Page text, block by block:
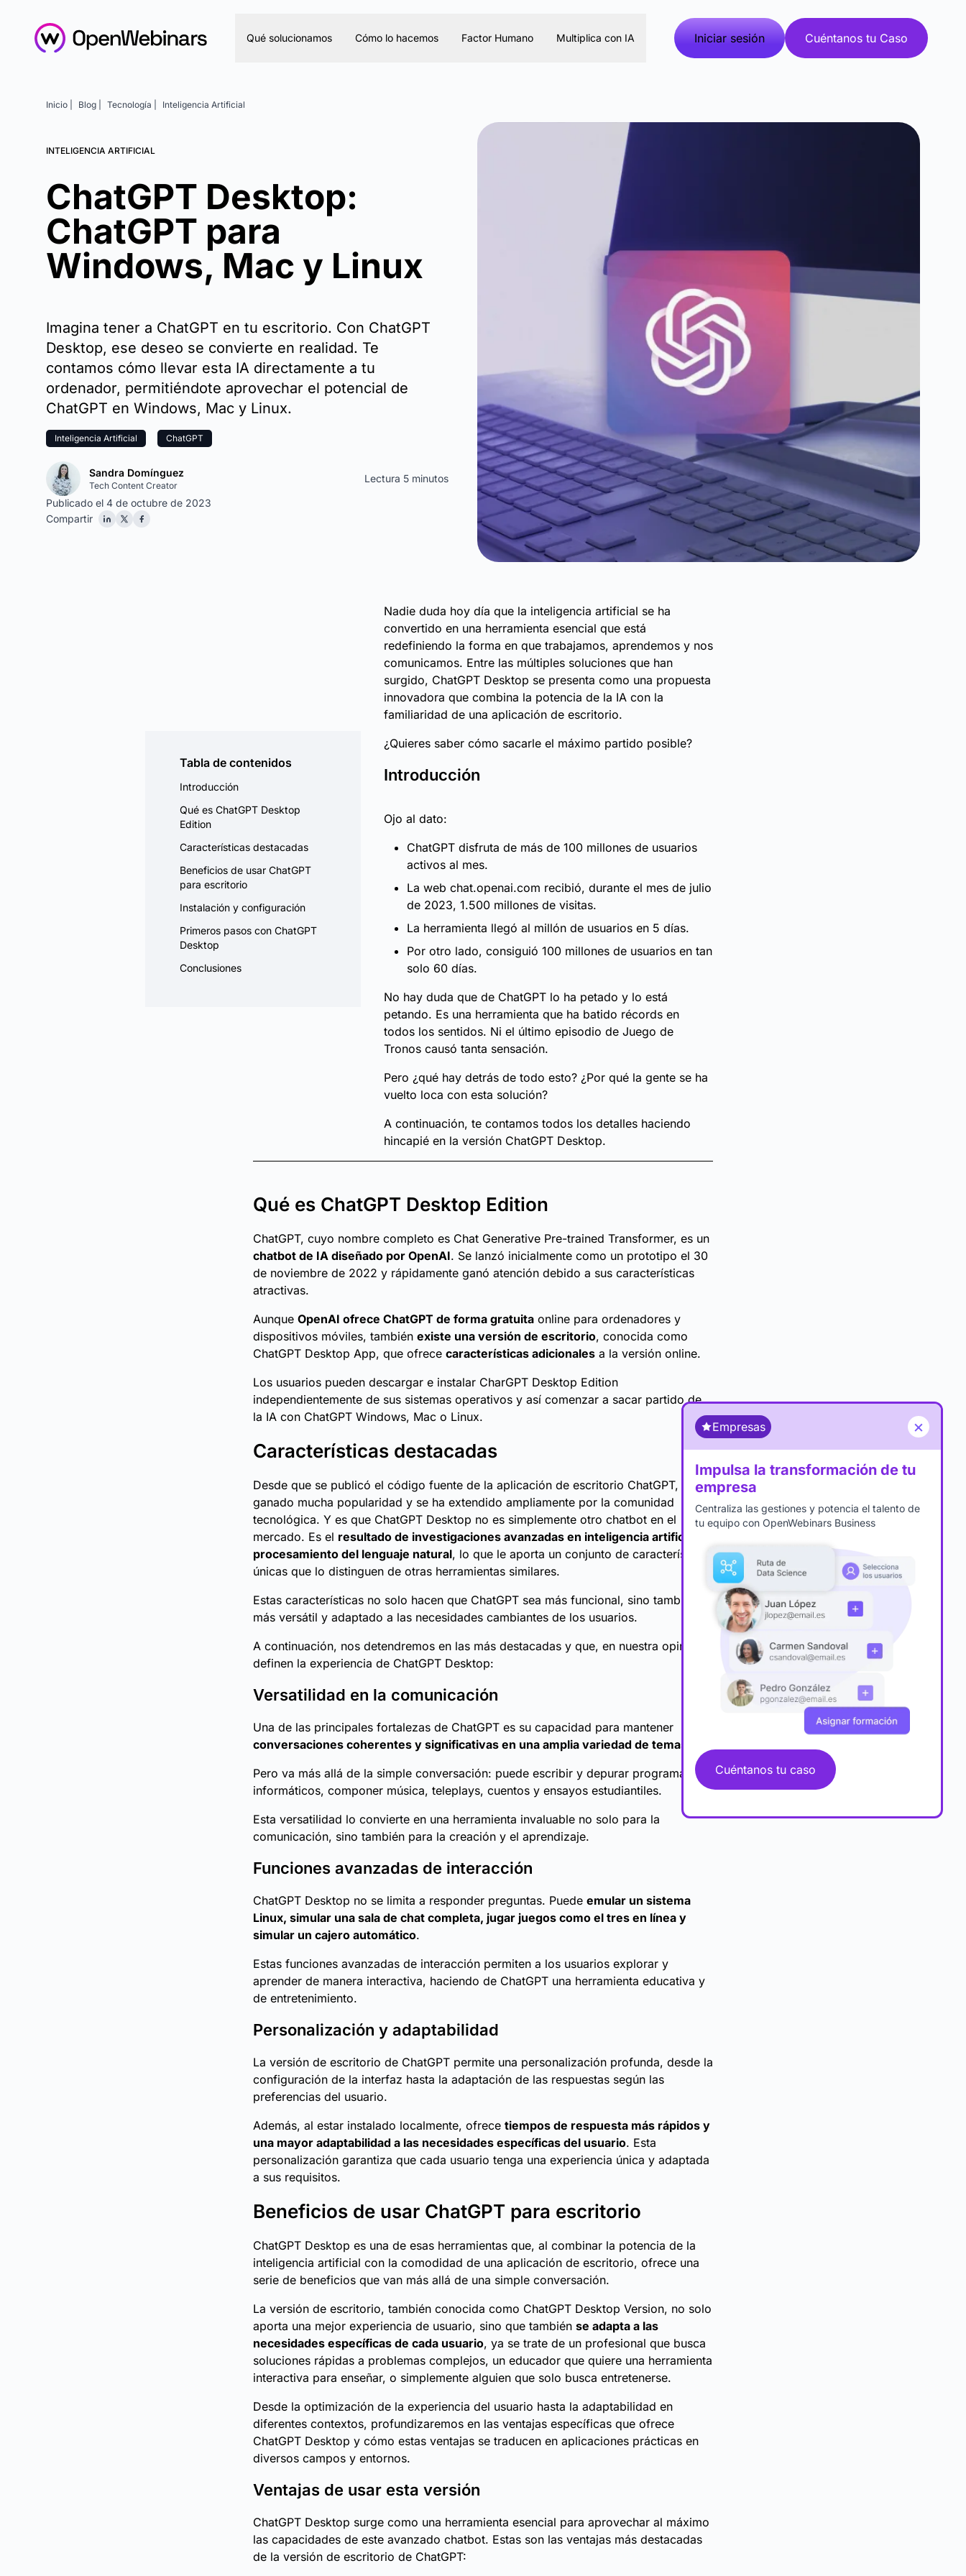
Qué solucionamos Cómo lo hacemos Factor Humano Multiplica con IA Iniciar sesión Cuéntanos tu Caso
Inicio | Blog | Tecnología | Inteligencia Artificial
INTELIGENCIA ARTIFICIAL
ChatGPT Desktop:
ChatGPT para
Windows, Mac y Linux
Imagina tener a ChatGPT en tu escritorio. Con ChatGPT
Desktop, ese deseo se convierte en realidad. Te
contamos cómo llevar esta IA directamente a tu
ordenador, permitiéndote aprovechar el potencial de
ChatGPT en Windows, Mac y Linux.
Inteligencia Artificial ChatGPT
Sandra Domínguez
Tech Content Creator
Lectura 5 minutos
Publicado el 4 de octubre de 2023
Compartir
Tabla de contenidos
Introducción
Qué es ChatGPT Desktop
Edition
Características destacadas
Beneficios de usar ChatGPT
para escritorio
Instalación y configuración
Primeros pasos con ChatGPT
Desktop
Conclusiones
Nadie duda hoy día que la inteligencia artificial se ha
convertido en una herramienta esencial que está
redefiniendo la forma en que trabajamos, aprendemos y nos
comunicamos. Entre las múltiples soluciones que han
surgido, ChatGPT Desktop se presenta como una propuesta
innovadora que combina la potencia de la IA con la
familiaridad de una aplicación de escritorio.
¿Quieres saber cómo sacarle el máximo partido posible?
Introducción
Ojo al dato:
ChatGPT disfruta de más de 100 millones de usuarios
activos al mes.
La web chat.openai.com recibió, durante el mes de julio
de 2023, 1.500 millones de visitas.
La herramienta llegó al millón de usuarios en 5 días.
Por otro lado, consiguió 100 millones de usuarios en tan
solo 60 días.
No hay duda que de ChatGPT lo ha petado y lo está
petando. Es una herramienta que ha batido récords en
todos los sentidos. Ni el último episodio de Juego de
Tronos causó tanta sensación.
Pero ¿qué hay detrás de todo esto? ¿Por qué la gente se ha
vuelto loca con esta solución?
A continuación, te contamos todos los detalles haciendo
hincapié en la versión ChatGPT Desktop.
Qué es ChatGPT Desktop Edition
ChatGPT, cuyo nombre completo es Chat Generative Pre-trained Transformer, es un
chatbot de IA diseñado por OpenAI. Se lanzó inicialmente como un prototipo el 30
de noviembre de 2022 y rápidamente ganó atención debido a sus características
atractivas.
Aunque OpenAI ofrece ChatGPT de forma gratuita online para ordenadores y
dispositivos móviles, también existe una versión de escritorio, conocida como
ChatGPT Desktop App, que ofrece características adicionales a la versión online.
Los usuarios pueden descargar e instalar CharGPT Desktop Edition
independientemente de sus sistemas operativos y así comenzar a sacar partido de
la IA con ChatGPT Windows, Mac o Linux.
Características destacadas
Desde que se publicó el código fuente de la aplicación de escritorio ChatGPT, ha
ganado mucha popularidad y se ha extendido ampliamente por la comunidad
tecnológica. Y es que ChatGPT Desktop no es simplemente otro chatbot en el
mercado. Es el resultado de investigaciones avanzadas en inteligencia artificial y
procesamiento del lenguaje natural, lo que le aporta un conjunto de características
únicas que lo distinguen de otras herramientas similares.
Estas características no solo hacen que ChatGPT sea más funcional, sino también
más versátil y adaptado a las necesidades cambiantes de los usuarios.
A continuación, nos detendremos en las más destacadas y que, en nuestra opinión,
definen la experiencia de ChatGPT Desktop:
Versatilidad en la comunicación
Una de las principales fortalezas de ChatGPT es su capacidad para mantener
conversaciones coherentes y significativas en una amplia variedad de temas
Pero va más allá de la simple conversación: puede escribir y depurar programas
informáticos, componer música, teleplays, cuentos y ensayos estudiantiles.
Esta versatilidad lo convierte en una herramienta invaluable no solo para la
comunicación, sino también para la creación y el aprendizaje.
Funciones avanzadas de interacción
ChatGPT Desktop no se limita a responder preguntas. Puede emular un sistema
Linux, simular una sala de chat completa, jugar juegos como el tres en línea y
simular un cajero automático.
Estas funciones avanzadas de interacción permiten a los usuarios explorar y
aprender de manera interactiva, haciendo de ChatGPT una herramienta educativa y
de entretenimiento.
Personalización y adaptabilidad
La versión de escritorio de ChatGPT permite una personalización profunda, desde la
configuración de la interfaz hasta la adaptación de las respuestas según las
preferencias del usuario.
Además, al estar instalado localmente, ofrece tiempos de respuesta más rápidos y
una mayor adaptabilidad a las necesidades específicas del usuario. Esta
personalización garantiza que cada usuario tenga una experiencia única y adaptada
a sus requisitos.
Beneficios de usar ChatGPT para escritorio
ChatGPT Desktop es una de esas herramientas que, al combinar la potencia de la
inteligencia artificial con la comodidad de una aplicación de escritorio, ofrece una
serie de beneficios que van más allá de una simple conversación.
La versión de escritorio, también conocida como ChatGPT Desktop Version, no solo
aporta una mejor experiencia de usuario, sino que también se adapta a las
necesidades específicas de cada usuario, ya se trate de un profesional que busca
soluciones rápidas a problemas complejos, un educador que quiere una herramienta
interactiva para enseñar, o simplemente alguien que solo busca entretenerse.
Desde la optimización de la experiencia del usuario hasta la adaptabilidad en
diferentes contextos, profundizaremos en las ventajas específicas que ofrece
ChatGPT Desktop y cómo estas ventajas se traducen en aplicaciones prácticas en
diversos campos y entornos.
Ventajas de usar esta versión
ChatGPT Desktop surge como una herramienta esencial para aprovechar al máximo
las capacidades de este avanzado chatbot. Estas son las ventajas más destacadas
de la versión de escritorio de ChatGPT:
Empresas ×
Impulsa la transformación de tu
empresa
Centraliza las gestiones y potencia el talento de
tu equipo con OpenWebinars Business
Cuéntanos tu caso